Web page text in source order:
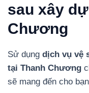
sau xây
Chương
Sử dụng dịch vụ vệ
tại Thanh Chương
sẽ mang đến cho